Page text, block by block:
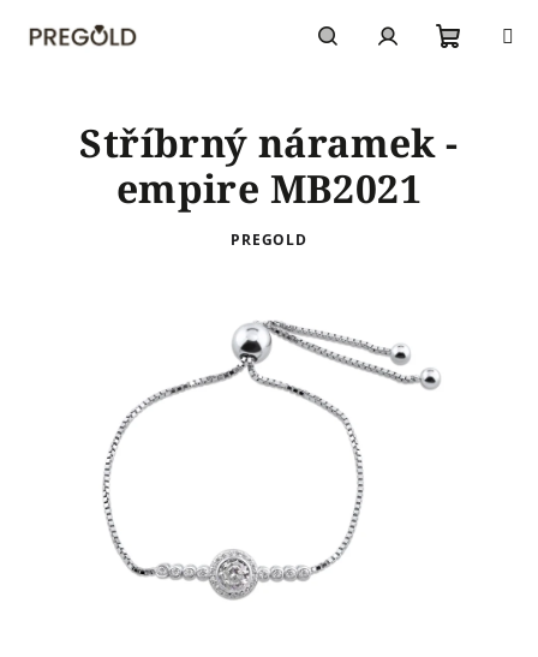
košík
Stříbrný náramek -
empire MB2021
PREGOLD